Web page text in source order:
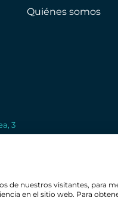
Quiénes somos
3
Dentales
de nuestros visitantes, para
en el sitio web. Para